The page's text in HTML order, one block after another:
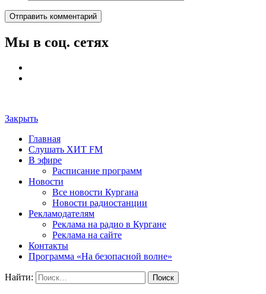
Мы в соц. сетях
Закрыть
Главная
Слушать ХИТ FM
В эфире
Расписание программ
Новости
Все новости Кургана
Новости радиостанции
Рекламодателям
Реклама на радио в Кургане
Реклама на сайте
Контакты
Программа «На безопасной волне»
Найти: